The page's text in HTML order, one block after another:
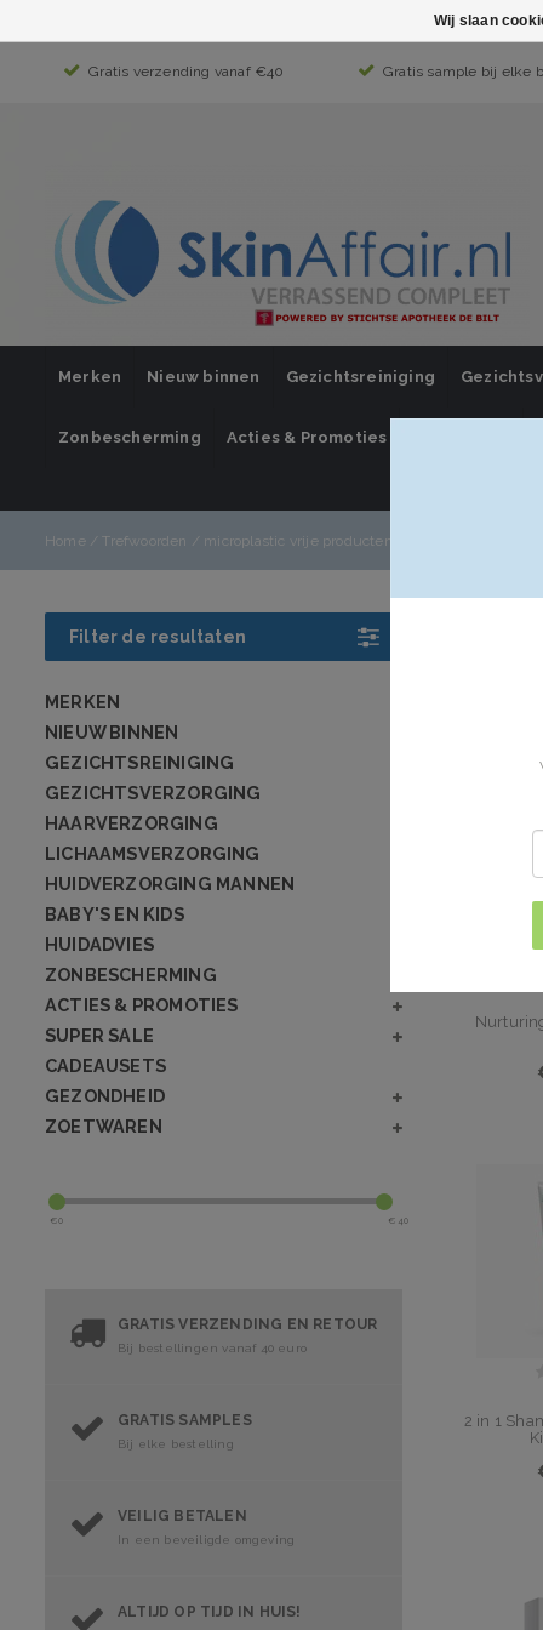
Gratis verzending vanaf €40 Gratis sample bij elke
Merken Nieuw binnen Gezichtsreiniging
Zonbescherming Acties & Promoties
Home/ Trefwoorden / microplastic vrije producten
Filter de resultaten
MERKEN
NIEUW BINNEN
GEZICHTSREINIGING
GEZICHTSVERZORGING
HAARVERZORGING
LICHAAMSVERZORGING
HUIDVERZORGING MANNEN
BABY'S EN KIDS
HUIDADVIES
ZONBESCHERMING
ACTIES & PROMOTIES
SUPER SALE
CADEAUSETS
GEZONDHEID
ZOETWAREN
€0 € 40
GRATIS VERZENDING EN RETOUR
Bij bestellingen vanaf 40 euro
GRATIS SAMPLES
Bij elke bestelling
VEILIG BETALEN
In een beveiligde omgeving
ALTIJD OP TIJD IN HUIS!
2 in 1
Wij slaan